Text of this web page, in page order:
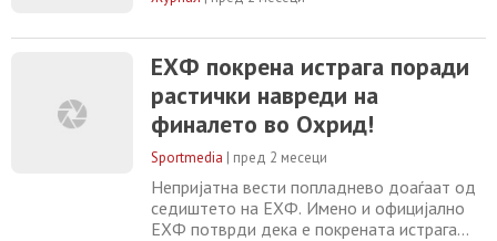
ЕХФ покрена истрага поради
растички навреди на
финалето во Охрид!
Sportmedia | пред 2 месеци
Непријатна вести попладнево доаѓаат од
седиштето на ЕХФ. Имено и официјално
ЕХФ потврди дека е покрената истрага